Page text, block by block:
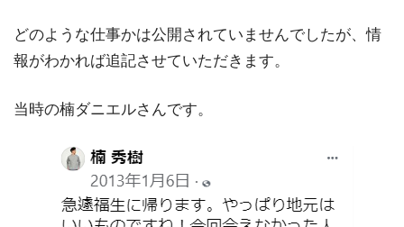
どのような仕事かは公開されていませんでしたが、情
報がわかれば追記させていただきます。
当時の楠ダニエルさんです。